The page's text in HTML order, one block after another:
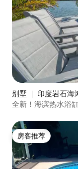
别墅 ｜ 印度岩石海
全新！海滨热水浴
房客推荐
房客推荐